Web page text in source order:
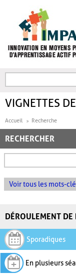
FORMULAIRE DE
VIGNETTES
Accueil Recherche
RECHERCHER
Voir tous les mots-
DÉROULEMENT
Sporadiques
En plusieurs